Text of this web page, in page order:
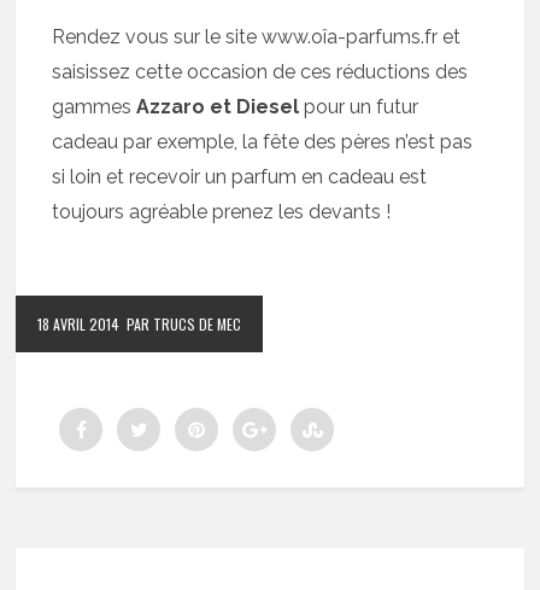
Rendez vous sur le site www.oîa-parfums.fr et
saisissez cette occasion de ces réductions des
gammesAzzaro et Diesel pour un futur
cadeau par exemple, la fête des pères n’est pas
si loin et recevoir un parfum en cadeau est
toujours agréable prenez les devants !
18 AVRIL 2014 PAR TRUCS DE MEC